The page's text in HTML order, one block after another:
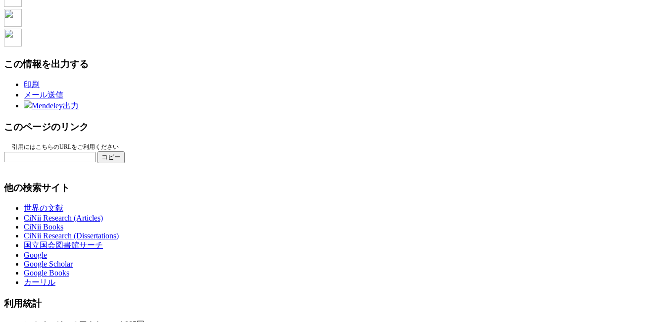
この情報を出力する
印刷
メール送信
Mendeley出力
このページのリンク
引用にはこちらのURLをご利用ください
コピー
他の検索サイト
世界の文献
CiNii Research (Articles)
CiNii Books
CiNii Research (Dissertations)
国立国会図書館サーチ
Google
Google Scholar
Google Books
カーリル
利用統計